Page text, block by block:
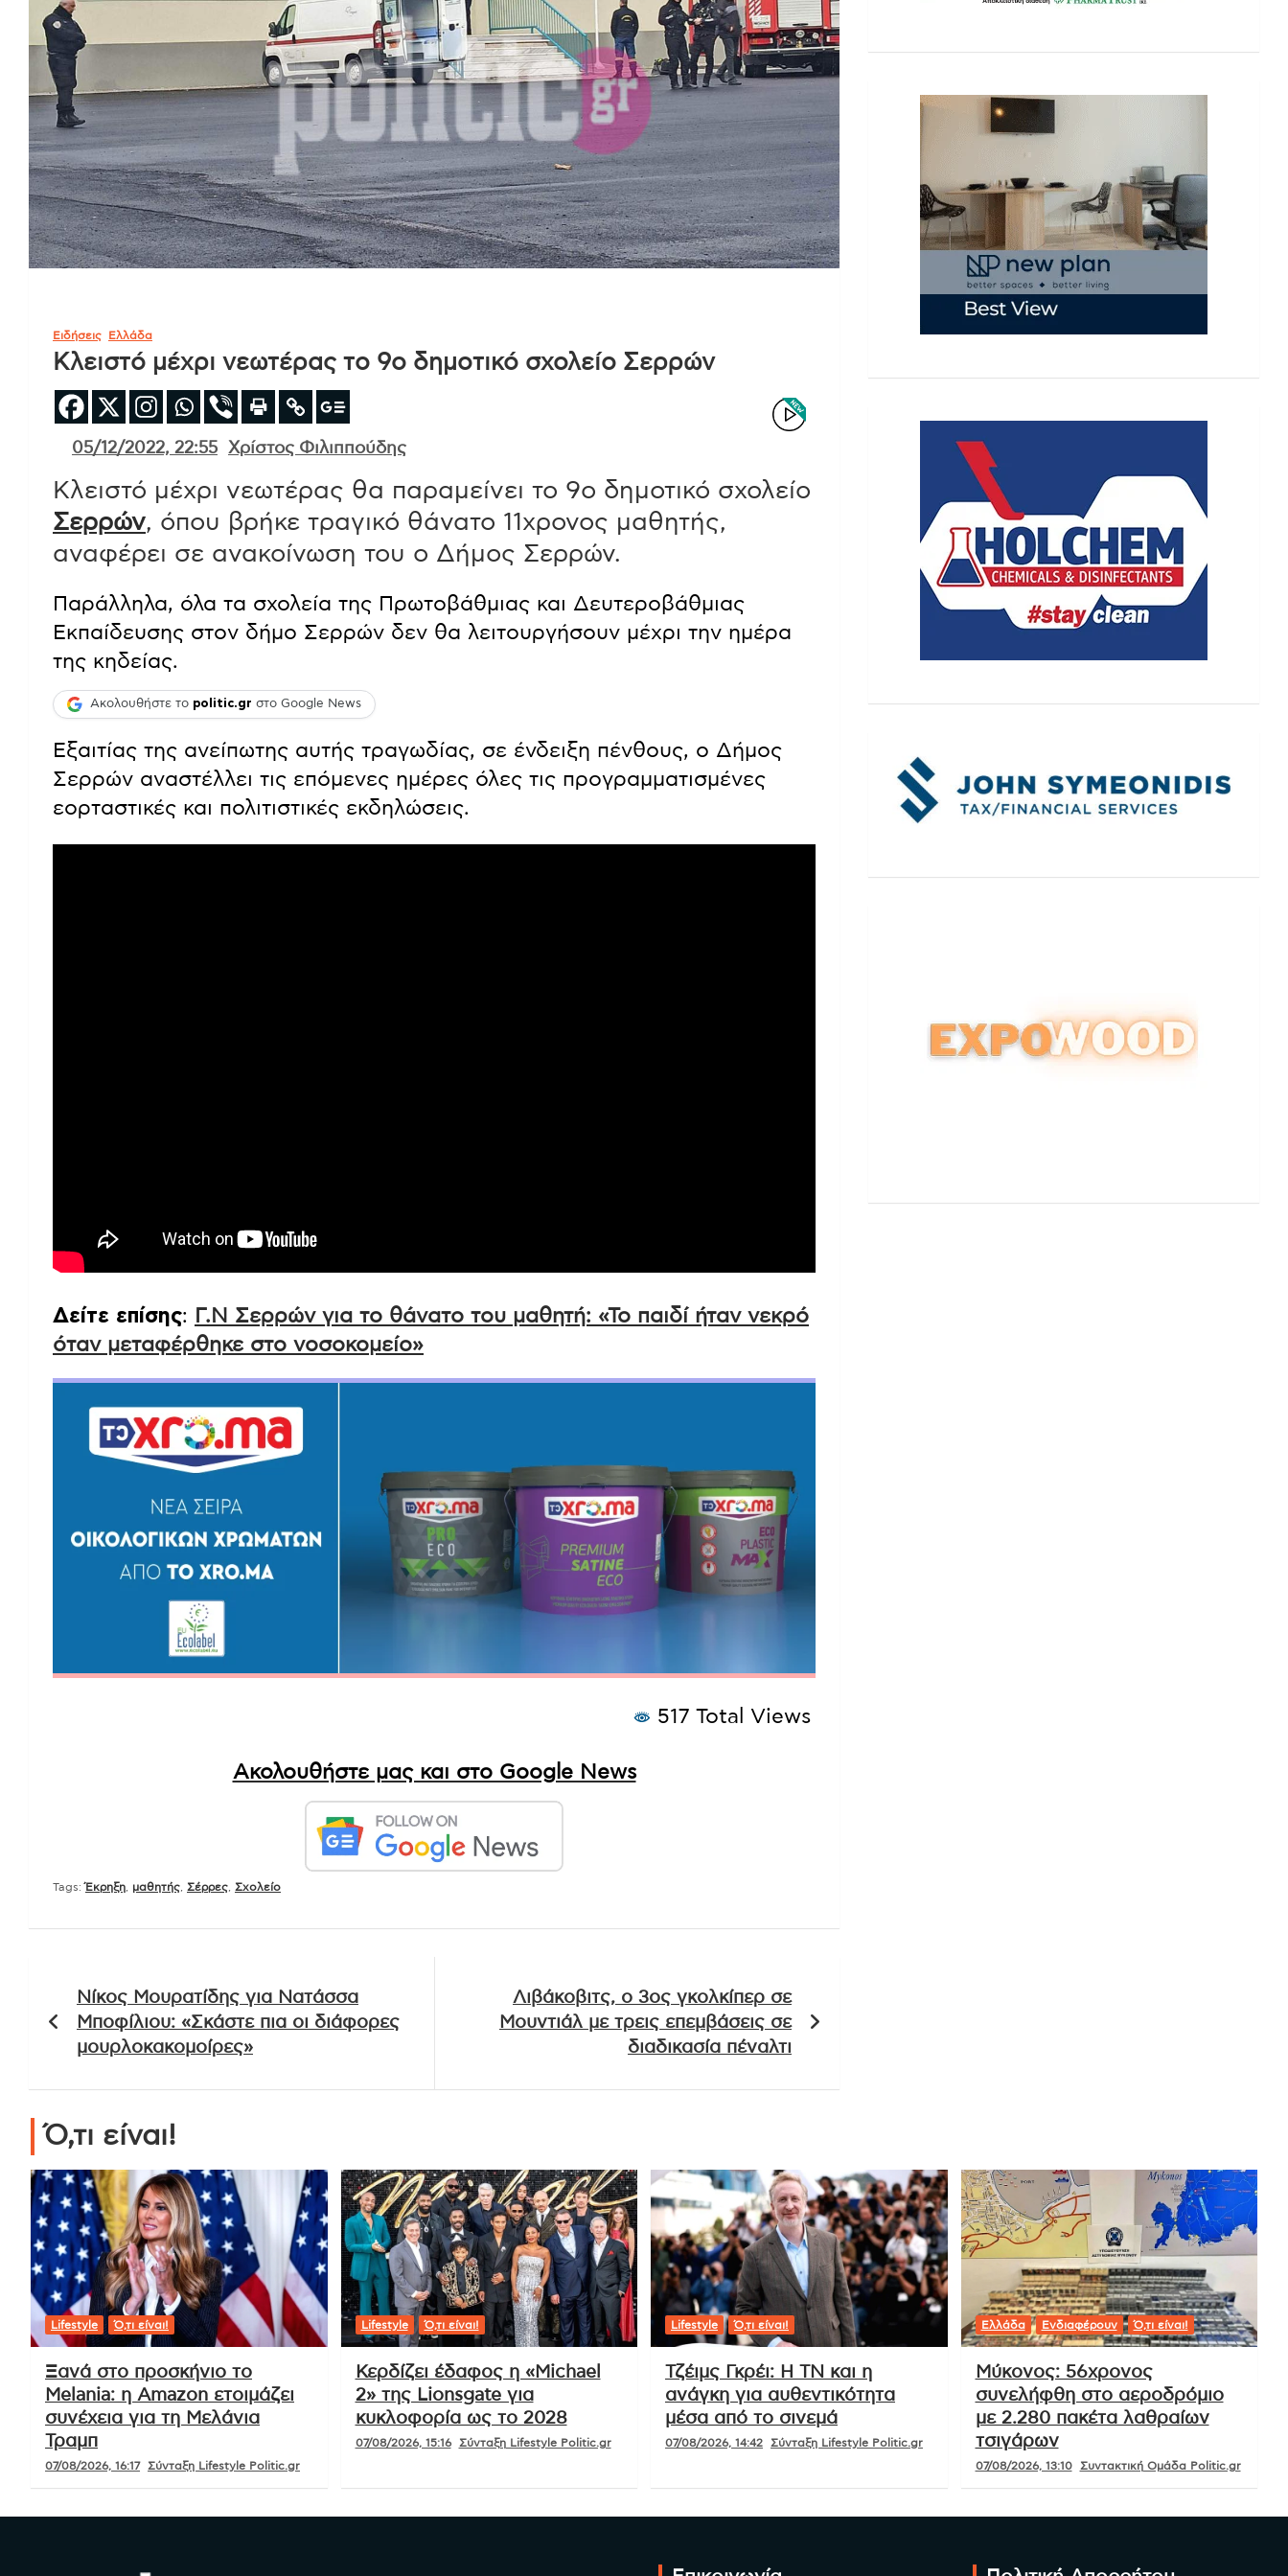
Ειδήσεις Ελλάδα
Κλειστό μέχρι νεωτέρας το 9ο δημοτικό σχολείο Σερρών
05/12/2022, 22:55 Χρίστος Φιλιππούδης
Κλειστό μέχρι νεωτέρας θα παραμείνει το 9ο δημοτικό σχολείο
Σερρών, όπου βρήκε τραγικό θάνατο 11χρονος μαθητής,
αναφέρει σε ανακοίνωση του ο Δήμος Σερρών.
Παράλληλα, όλα τα σχολεία της Πρωτοβάθμιας και Δευτεροβάθμιας
Εκπαίδευσης στον δήμο Σερρών δεν θα λειτουργήσουν μέχρι την ημέρα
της κηδείας.
Ακολουθήστε το politic.gr στο Google News
Εξαιτίας της ανείπωτης αυτής τραγωδίας, σε ένδειξη πένθους, ο Δήμος
Σερρών αναστέλλει τις επόμενες ημέρες όλες τις προγραμματισμένες
εορταστικές και πολιτιστικές εκδηλώσεις.
Δείτε επίσης: Γ.Ν Σερρών για το θάνατο του μαθητή: «Το παιδί ήταν νεκρό
όταν μεταφέρθηκε στο νοσοκομείο»
517 Total Views
Ακολουθήστε μας και στο Google News
Πλοήγηση
άρθρων
Νίκος Μουρατίδης για Νατάσσα
Μποφίλιου: «Σκάστε πια οι διάφορες
μουρλοκακομοίρες»
Λιβάκοβιτς, ο 3ος γκολκίπερ σε
Μουντιάλ με τρεις επεμβάσεις σε
διαδικασία πέναλτι
Ό,τι είναι!